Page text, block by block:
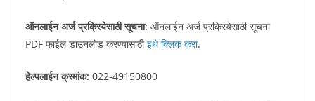
ऑनलाईन अर्ज प्रक्रियेसाठी सूचना: ऑनलाईन अर्ज प्रक्रियेसाठी सूचना
PDF फाईल डाउनलोड करण्यासाठीइथे क्लिक करा.
हेल्पलाईन क्रमांक: 022-49150800